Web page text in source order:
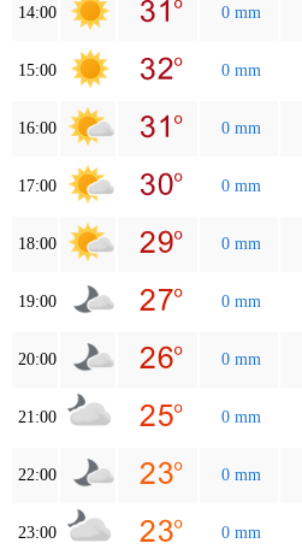
14:00 0 mm
15:00 0 mm
16:00 0 mm
17:00 0 mm
18:00 0 mm
19:00 0 mm
20:00 0 mm
21:00 0 mm
22:00 0 mm
23:00 0 mm